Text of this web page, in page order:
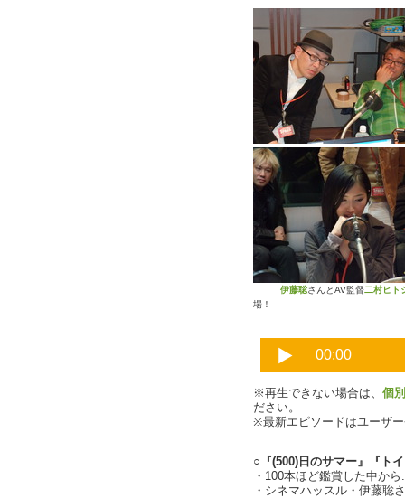
伊藤聡さんとAV監督二村ヒト
場！
※再生できない場合は、 個
ださい。
※最新エピソードはユーザ
○『(500)日のサマー』『ト
・100本ほど鑑賞した中か
・シネマハッスル・伊藤聡